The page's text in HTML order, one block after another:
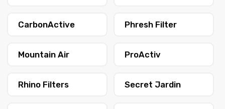
CarbonActive Phresh Filter
Mountain Air ProActiv
Rhino Filters Secret Jardin